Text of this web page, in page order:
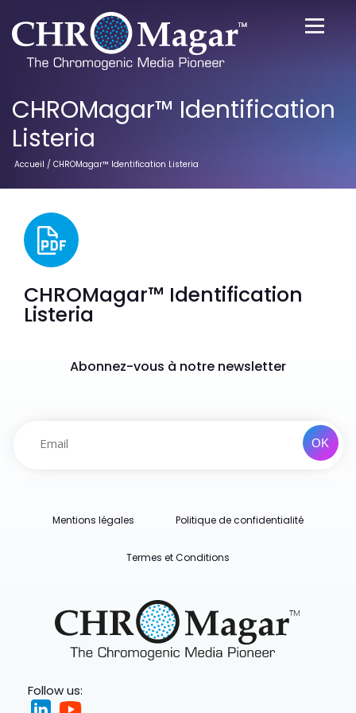
CHROMagar™ Identification
Listeria
Accueil / CHROMagar™ Identification Listeria
CHROMagar™ Identification
Listeria
Abonnez-vous à notre newsletter
Mentions légales Politique de confidentialité
Termes et Conditions
Follow us: